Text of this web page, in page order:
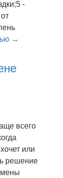
-
→
всего
или
решение